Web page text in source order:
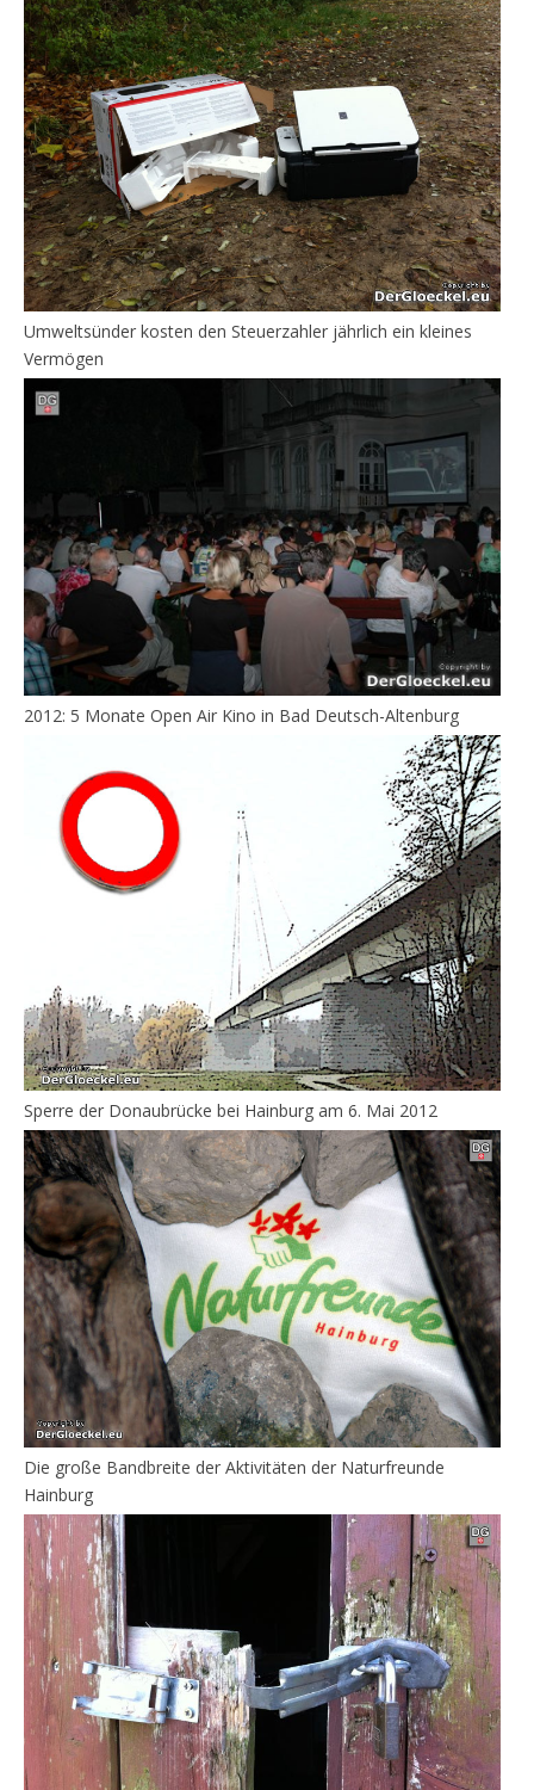
Umweltsünder kosten den Steuerzahler jährlich ein kleines
Vermögen
2012: 5 Monate Open Air Kino in Bad Deutsch-Altenburg
Sperre der Donaubrücke bei Hainburg am 6. Mai 2012
Die große Bandbreite der Aktivitäten der Naturfreunde
Hainburg